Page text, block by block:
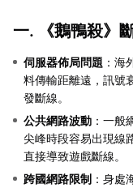
一. 《鵝鴨殺》
伺服器佈局問題 ：海
料傳輸距離遠，訊號
發斷線。
公共網路波動 ：一般
尖峰時段容易出現線
直接導致遊戲斷線。
跨國網路限制 ：身處